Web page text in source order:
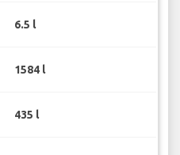
6.5 l
1584 l
435 l